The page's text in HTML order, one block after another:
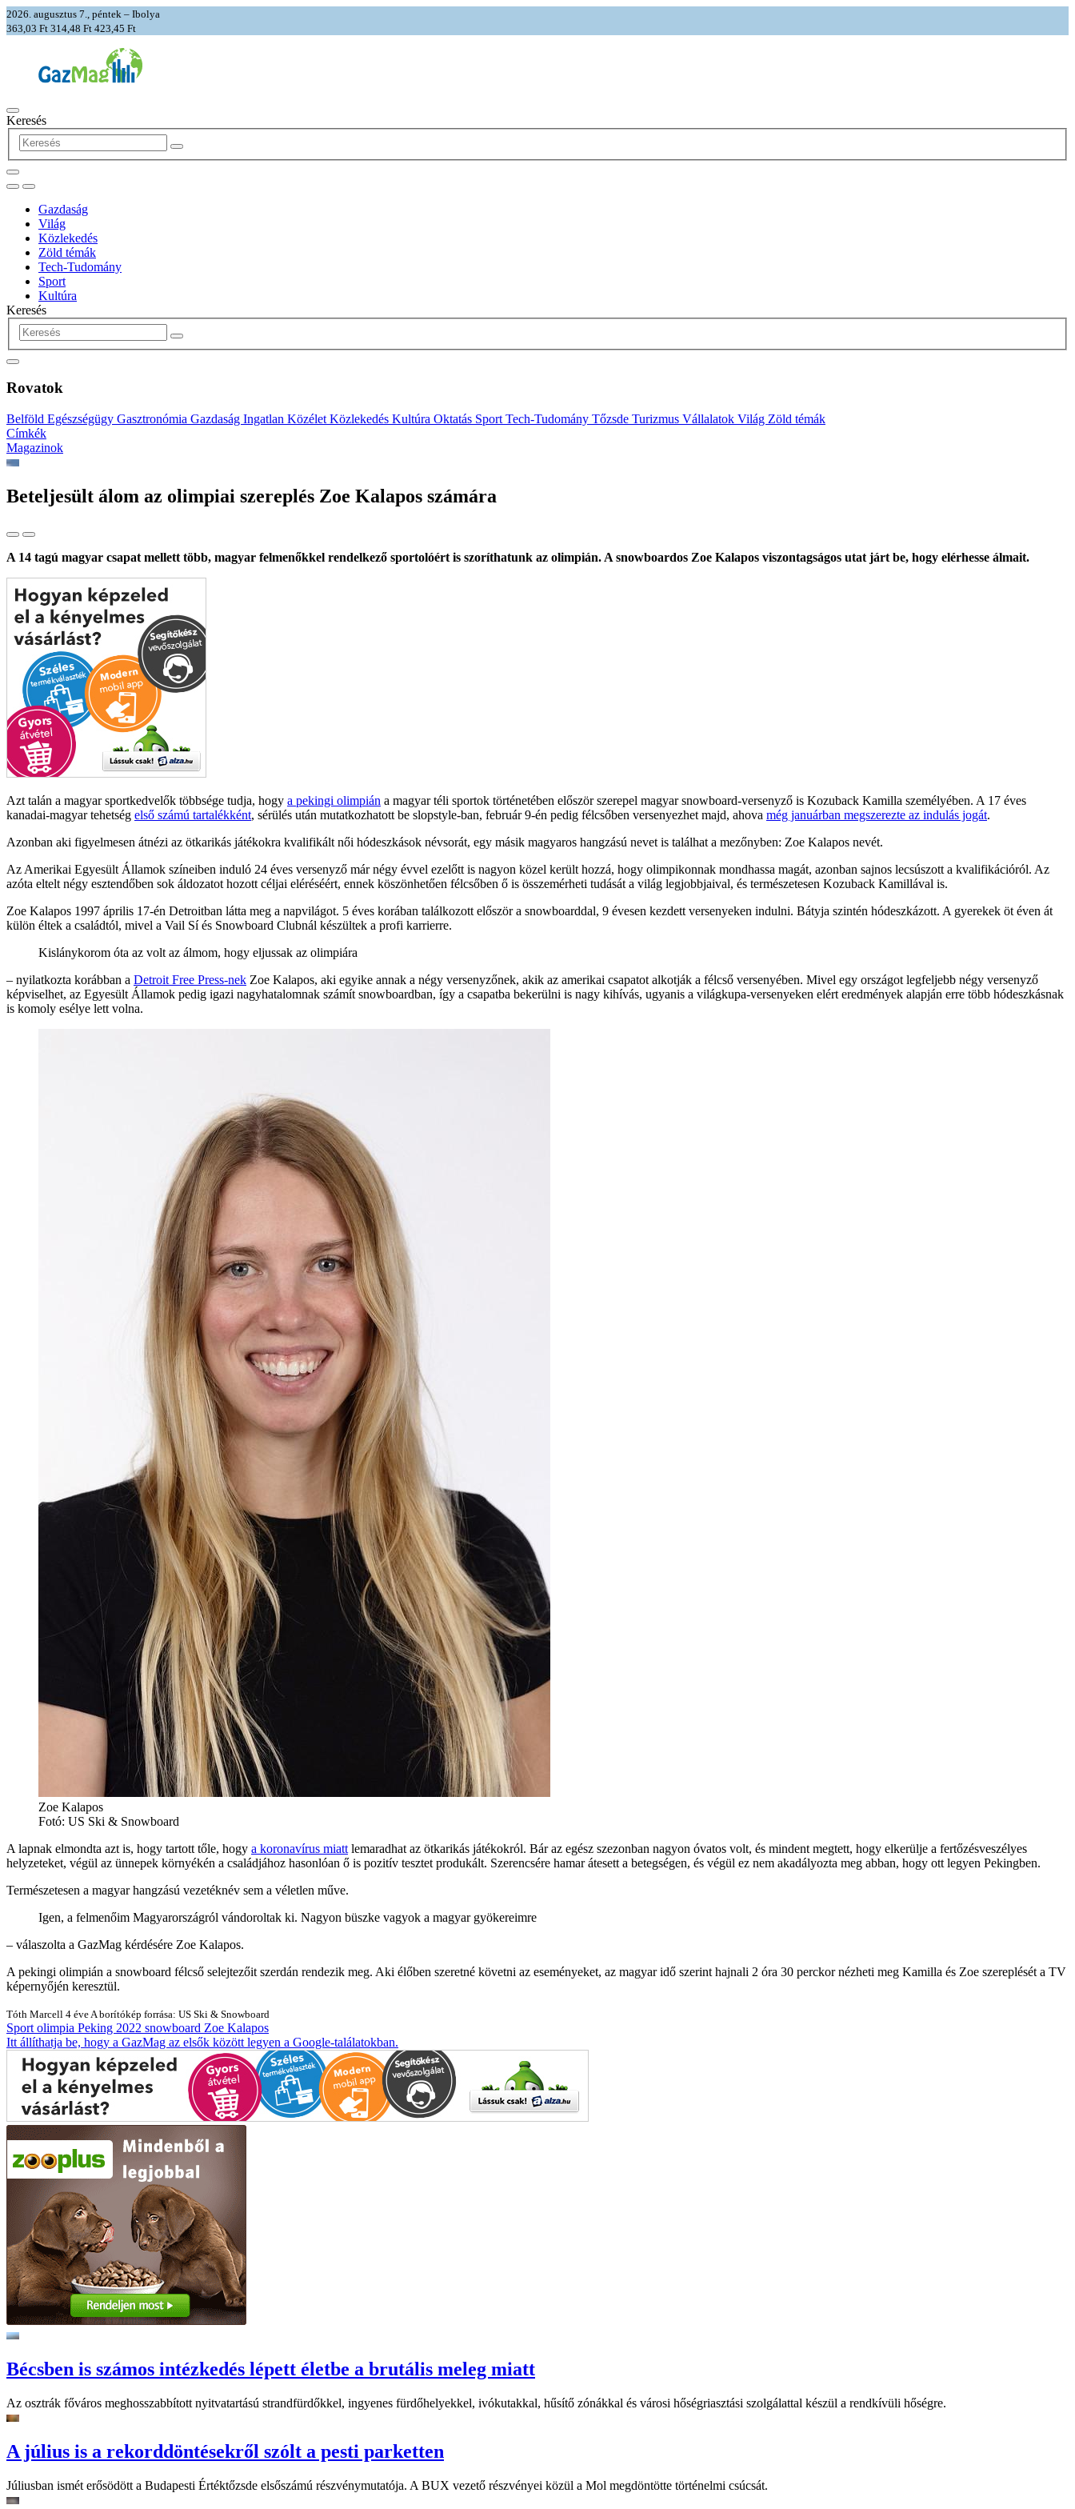
2026. augusztus 7., péntek – Ibolya
363,03 Ft 314,48 Ft 423,45 Ft
Keresés
Gazdaság
Világ
Közlekedés
Zöld témák
Tech-Tudomány
Sport
Kultúra
Keresés
Rovatok
Belföld Egészségügy Gasztronómia Gazdaság Ingatlan Közélet Közlekedés Kultúra Oktatás Sport Tech-Tudomány Tőzsde Turizmus Vállalatok Világ Zöld témák
Címkék
Magazinok
Beteljesült álom az olimpiai szereplés Zoe Kalapos számára
A 14 tagú magyar csapat mellett több, magyar felmenőkkel rendelkező sportolóért is szoríthatunk az olimpián. A snowboardos Zoe Kalapos viszontagságos utat járt be, hogy elérhesse álmait.
Azt talán a magyar sportkedvelők többsége tudja, hogy a pekingi olimpián a magyar téli sportok történetében először szerepel magyar snowboard-versenyző is Kozuback Kamilla személyében. A 17 éves
kanadai-magyar tehetség első számú tartalékként, sérülés után mutatkozhatott be slopstyle-ban, február 9-én pedig félcsőben versenyezhet majd, ahova még januárban megszerezte az indulás jogát.
Azonban aki figyelmesen átnézi az ötkarikás játékokra kvalifikált női hódeszkások névsorát, egy másik magyaros hangzású nevet is találhat a mezőnyben: Zoe Kalapos nevét.
Az Amerikai Egyesült Államok színeiben induló 24 éves versenyző már négy évvel ezelőtt is nagyon közel került hozzá, hogy olimpikonnak mondhassa magát, azonban sajnos lecsúszott a kvalifikációról. Az
azóta eltelt négy esztendőben sok áldozatot hozott céljai eléréséért, ennek köszönhetően félcsőben ő is összemérheti tudását a világ legjobbjaival, és természetesen Kozuback Kamillával is.
Zoe Kalapos 1997 április 17-én Detroitban látta meg a napvilágot. 5 éves korában találkozott először a snowboarddal, 9 évesen kezdett versenyeken indulni. Bátyja szintén hódeszkázott. A gyerekek öt éven át
külön éltek a családtól, mivel a Vail Sí és Snowboard Clubnál készültek a profi karrierre.
Kislánykorom óta az volt az álmom, hogy eljussak az olimpiára
– nyilatkozta korábban a Detroit Free Press-nek Zoe Kalapos, aki egyike annak a négy versenyzőnek, akik az amerikai csapatot alkotják a félcső versenyében. Mivel egy országot legfeljebb négy versenyző
képviselhet, az Egyesült Államok pedig igazi nagyhatalomnak számít snowboardban, így a csapatba bekerülni is nagy kihívás, ugyanis a világkupa-versenyeken elért eredmények alapján erre több hódeszkásnak
is komoly esélye lett volna.
Zoe Kalapos
Fotó: US Ski & Snowboard
A lapnak elmondta azt is, hogy tartott tőle, hogy a koronavírus miatt lemaradhat az ötkarikás játékokról. Bár az egész szezonban nagyon óvatos volt, és mindent megtett, hogy elkerülje a fertőzésveszélyes
helyzeteket, végül az ünnepek környékén a családjához hasonlóan ő is pozitív tesztet produkált. Szerencsére hamar átesett a betegségen, és végül ez nem akadályozta meg abban, hogy ott legyen Pekingben.
Természetesen a magyar hangzású vezetéknév sem a véletlen műve.
Igen, a felmenőim Magyarországról vándoroltak ki. Nagyon büszke vagyok a magyar gyökereimre
– válaszolta a GazMag kérdésére Zoe Kalapos.
A pekingi olimpián a snowboard félcső selejtezőit szerdán rendezik meg. Aki élőben szeretné követni az eseményeket, az magyar idő szerint hajnali 2 óra 30 perckor nézheti meg Kamilla és Zoe szereplését a TV
képernyőjén keresztül.
Tóth Marcell 4 éve A borítókép forrása: US Ski & Snowboard
Sport olimpia Peking 2022 snowboard Zoe Kalapos
Itt állíthatja be, hogy a GazMag az elsők között legyen a Google-találatokban.
Bécsben is számos intézkedés lépett életbe a brutális meleg miatt
Az osztrák főváros meghosszabbított nyitvatartású strandfürdőkkel, ingyenes fürdőhelyekkel, ivókutakkal, hűsítő zónákkal és városi hőségriasztási szolgálattal készül a rendkívüli hőségre.
A július is a rekorddöntésekről szólt a pesti parketten
Júliusban ismét erősödött a Budapesti Értéktőzsde elsőszámú részvénymutatója. A BUX vezető részvényei közül a Mol megdöntötte történelmi csúcsát.